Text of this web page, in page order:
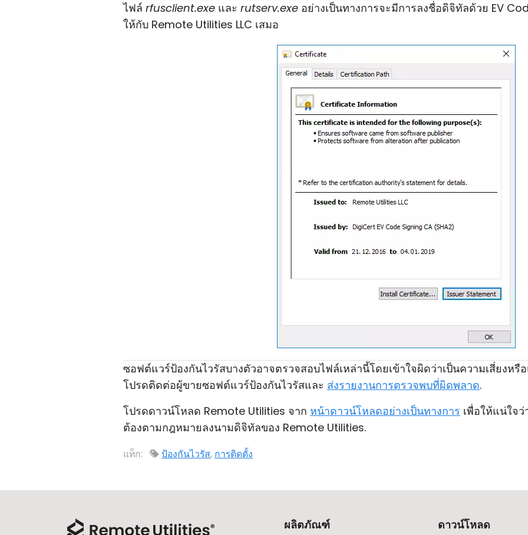
ไฟล์ rfusclient.exe และ rutserv.exe อย่างเป็นทางการจะมีการลงชื่อดิจิทัลด้วย EV
ให้กับ Remote Utilities LLC เสมอ
ซอฟต์แวร์ป้องกันไวรัสบางตัวอาจตรวจสอบไฟล์เหล่านี้โดยเข้าใจผิดว่าเป็นความเสี่ยงห
โปรดติดต่อผู้ขายซอฟต์แวร์ป้องกันไวรัสและ ส่งรายงานการตรวจพบที่ผิดพลาด.
โปรดดาวน์โหลด Remote Utilities จาก หน้าดาวน์โหลดอย่างเป็นทางการ เพื่อให้แน่ใจ
ต้องตามกฎหมายลงนามดิจิทัลของ Remote Utilities.
แท็ก: ป้องกันไวรัส, การติดตั้ง
ผลิตภัณฑ์ ดาวน์โหลด